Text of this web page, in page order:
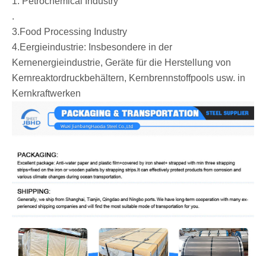
‌.
‌3.Food Processing Industry
‌4.Eergieindustrie: Insbesondere in der
Kernenergieindustrie, Geräte für die Herstellung von
Kernreaktordruckbehältern, Kernbrennstoffpools usw. in
Kernkraftwerken